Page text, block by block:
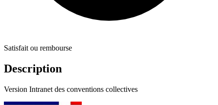
Satisfait ou rembourse
Description
Version Intranet des conventions collectives